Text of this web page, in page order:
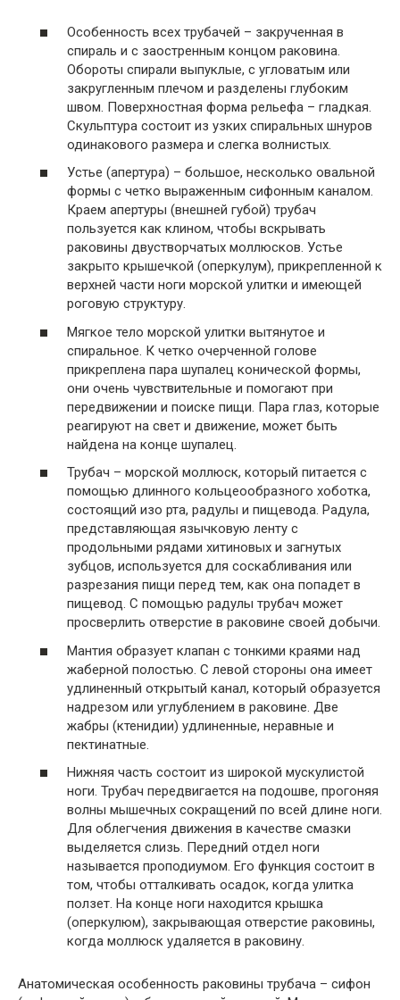
Особенность всех трубачей – закрученная в
спираль и с заостренным концом раковина.
Обороты спирали выпуклые, с угловатым или
закругленным плечом и разделены глубоким
швом. Поверхностная форма рельефа – гладкая.
Скульптура состоит из узких спиральных шнуров
одинакового размера и слегка волнистых.
Устье (апертура) – большое, несколько овальной
формы с четко выраженным сифонным каналом.
Краем апертуры (внешней губой) трубач
пользуется как клином, чтобы вскрывать
раковины двустворчатых моллюсков. Устье
закрыто крышечкой (оперкулум), прикрепленной к
верхней части ноги морской улитки и имеющей
роговую структуру.
Мягкое тело морской улитки вытянутое и
спиральное. К четко очерченной голове
прикреплена пара шупалец конической формы,
они очень чувствительные и помогают при
передвижении и поиске пищи. Пара глаз, которые
реагируют на свет и движение, может быть
найдена на конце шупалец.
Трубач – морской моллюск, который питается с
помощью длинного кольцеообразного хоботка,
состоящий изо рта, радулы и пищевода. Радула,
представляющая язычковую ленту с
продольными рядами хитиновых и загнутых
зубцов, используется для соскабливания или
разрезания пищи перед тем, как она попадет в
пищевод. С помощью радулы трубач может
просверлить отверстие в раковине своей добычи.
Мантия образует клапан с тонкими краями над
жаберной полостью. С левой стороны она имеет
удлиненный открытый канал, который образуется
надрезом или углублением в раковине. Две
жабры (ктенидии) удлиненные, неравные и
пектинатные.
Нижняя часть состоит из широкой мускулистой
ноги. Трубач передвигается на подошве, прогоняя
волны мышечных сокращений по всей длине ноги.
Для облегчения движения в качестве смазки
выделяется слизь. Передний отдел ноги
называется проподиумом. Его функция состоит в
том, чтобы отталкивать осадок, когда улитка
ползет. На конце ноги находится крышка
(оперкулюм), закрывающая отверстие раковины,
когда моллюск удаляется в раковину.
Анатомическая особенность раковины трубача – сифон